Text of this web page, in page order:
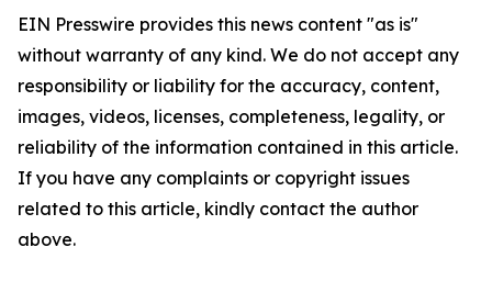
EIN Presswire provides this news content "as is"
without warranty of any kind. We do not accept any
responsibility or liability for the accuracy, content,
images, videos, licenses, completeness, legality, or
reliability of the information contained in this article.
If you have any complaints or copyright issues
related to this article, kindly contact the author
above.